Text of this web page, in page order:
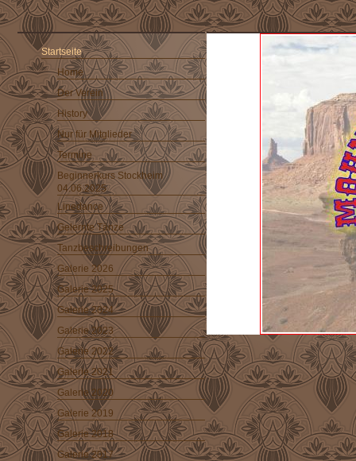
Startseite
Home
Der Verein
History
Nur für Mitglieder
Termine
Beginnerkurs Stockheim
04.06.2025
Linedance
Gelernte Tänze
Tanzbeschreibungen
Galerie 2026
Galerie 2025
Galerie 2024
Galerie 2023
Galerie 2022
Galerie 2021
Galerie 2020
Galerie 2019
Galerie 2018
Galerie 2017